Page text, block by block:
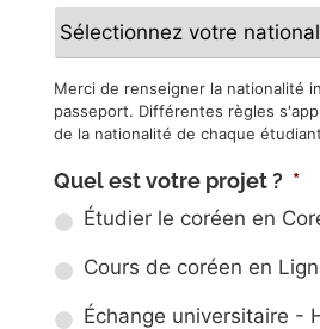
Merci de renseigner la nationalité
passeport. Différentes règles
de la nationalité de chaque
Quel est votre projet ? *
Étudier le coréen en
Cours de coréen en
Échange universitaire -